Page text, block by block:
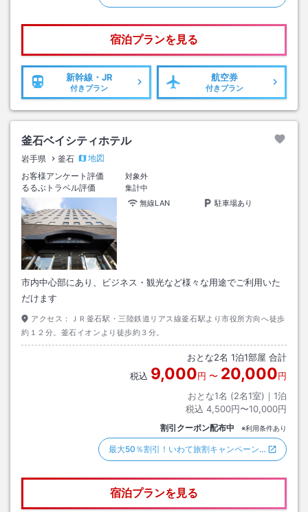
宿泊プランを見る
新幹線・JR
付きプラン
航空券
付きプラン
釜石ベイシティホテル
岩手県 釜石
地図
お客様アンケート評価
対象外
るるぶトラベル評価
集計中
無線LAN
駐車場あり
市内中心部にあり、ビジネス・観光など様々な用途でご利用いた
だけます
アクセス：
ＪＲ釜石駅・三陸鉄道リアス線釜石駅より市役所方向へ徒歩
約１２分。釜石イオンより徒歩約３分。
おとな2名 1泊1部屋 合計
税込 9,000円 〜 20,000円
おとな1名 (2名1室)｜ 1泊
税込 4,500円〜10,000円
割引クーポン配布中 ※利用条件あり
最大50％割引！いわて旅割キャンペーン…
宿泊プランを見る